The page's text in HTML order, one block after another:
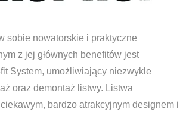
sobie nowatorskie i praktyczne
z jej głównych benefitów jest
System, umożliwiający niezwykle
oraz demontaż listwy. Listwa
bardzo atrakcyjnym designem i